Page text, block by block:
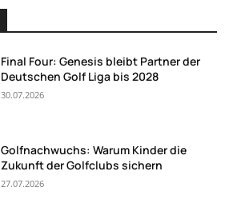
Final Four: Genesis bleibt Partner der
Deutschen Golf Liga bis 2028
30.07.2026
Golfnachwuchs: Warum Kinder die
Zukunft der Golfclubs sichern
27.07.2026